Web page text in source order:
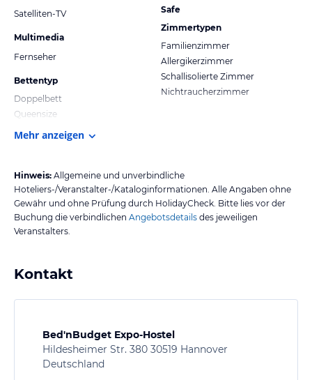
Satelliten-TV
Multimedia
Fernseher
Bettentyp
Doppelbett
Queensize
Safe
Zimmertypen
Familienzimmer
Allergikerzimmer
Schallisolierte Zimmer
Nichtraucherzimmer
Mehr anzeigen
Hinweis: Allgemeine und unverbindliche
Hoteliers-/Veranstalter-/Kataloginformationen. Alle Angaben ohne
Gewähr und ohne Prüfung durch HolidayCheck. Bitte lies vor der
Buchung die verbindlichen Angebotsdetails des jeweiligen
Veranstalters.
Kontakt
Bed'nBudget Expo-Hostel
Hildesheimer Str. 380 30519 Hannover
Deutschland